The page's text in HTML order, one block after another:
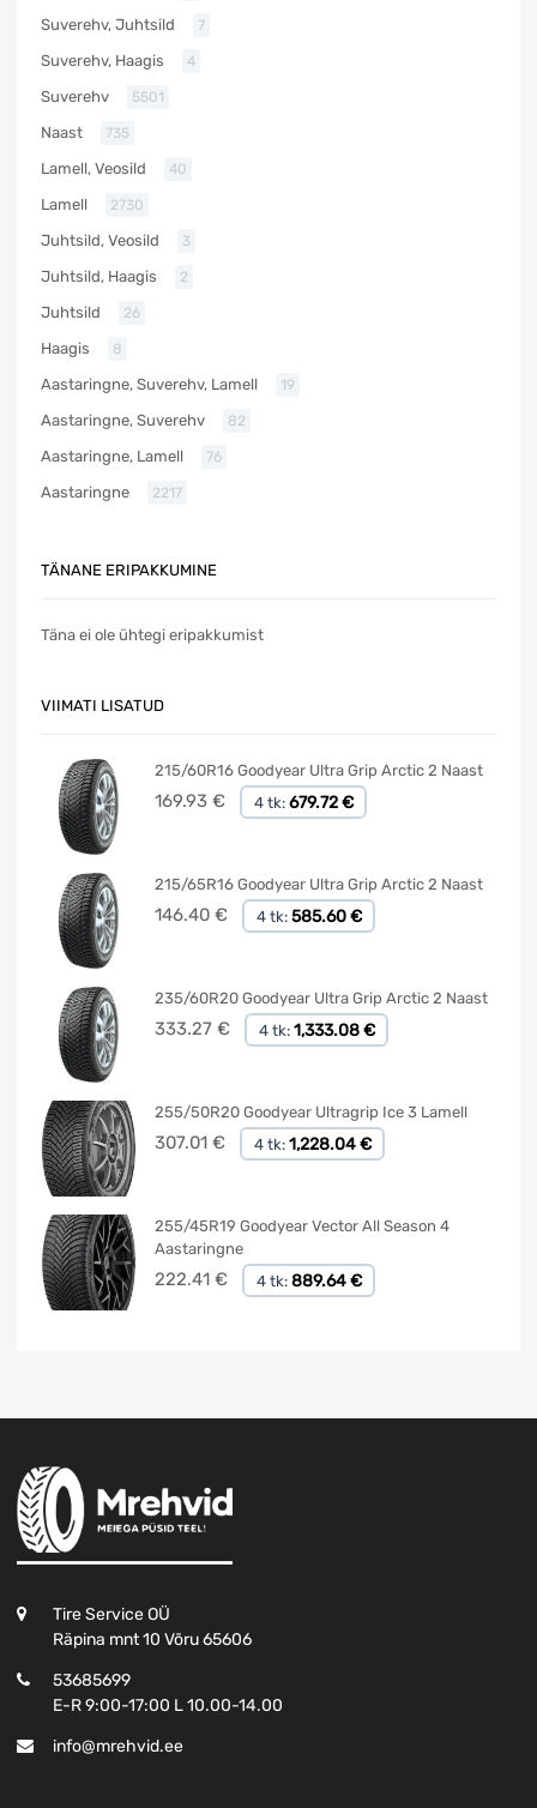
Suverehv, Juhtsild 7
Suverehv, Haagis 4
Suverehv 5501
Naast 735
Lamell, Veosild 40
Lamell 2730
Juhtsild, Veosild 3
Juhtsild, Haagis 2
Juhtsild 26
Haagis 8
Aastaringne, Suverehv, Lamell 19
Aastaringne, Suverehv 82
Aastaringne, Lamell 76
Aastaringne 2217
TÄNANE ERIPAKKUMINE
Täna ei ole ühtegi eripakkumist
VIIMATI LISATUD
215/60R16 Goodyear Ultra Grip Arctic 2 Naast
169.93 € 4 tk: 679.72 €
215/65R16 Goodyear Ultra Grip Arctic 2 Naast
146.40 € 4 tk: 585.60 €
235/60R20 Goodyear Ultra Grip Arctic 2 Naast
333.27 € 4 tk: 1,333.08 €
255/50R20 Goodyear Ultragrip Ice 3 Lamell
307.01 € 4 tk: 1,228.04 €
255/45R19 Goodyear Vector All Season 4
Aastaringne
222.41 € 4 tk: 889.64 €
Tire Service OÜ
Räpina mnt 10 Võru 65606
53685699
E-R 9:00-17:00 L 10.00-14.00
info@mrehvid.ee